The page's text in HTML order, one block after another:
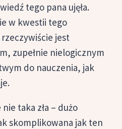
tego pana ujęła.
w kwestii tego
jest
zupełnie nielogicznym
do nauczenia, jak
taka zła – dużo
skomplikowana jak ten